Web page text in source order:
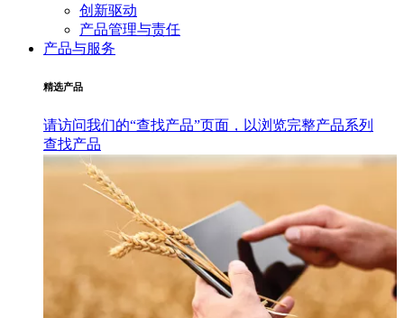
创新驱动
产品管理与责任
产品与服务
精选产品
请访问我们的“查找产品”页面，以浏览完整产品系列
查找产品